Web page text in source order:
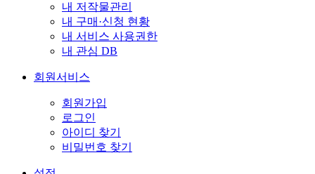
내 저작물관리
내 구매·신청 현황
내 서비스 사용권한
내 관심 DB
회원서비스
회원가입
로그인
아이디 찾기
비밀번호 찾기